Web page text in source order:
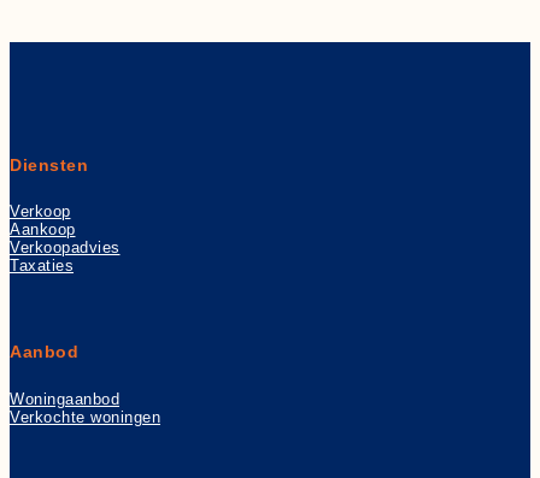
Diensten
Verkoop
Aankoop
Verkoopadvies
Taxaties
Aanbod
Woningaanbod
Verkochte woningen